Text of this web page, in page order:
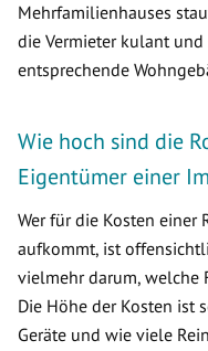
Mehrfamilienhauses
die Vermieter kulant
entsprechende
Wie hoch sind die
Eigentümer einer
Wer für die Kosten einer
aufkommt, ist
vielmehr darum, welche
Die Höhe der Kosten ist
Geräte und wie viele